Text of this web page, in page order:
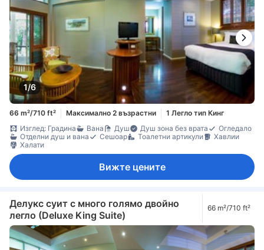
1/6
66 m²/710 ft² Максимално 2 възрастни
1 Легло тип Кинг
Изглед: Градина
Вана Душ Душ зона без врата
Огледало
Отделни душ и вана
Сешоар Тоалетни артикули
Хавлии
Халати
Вижте цените
Делукс суит с много голямо двойно
легло (Deluxe King Suite)
66 m²/710 ft²